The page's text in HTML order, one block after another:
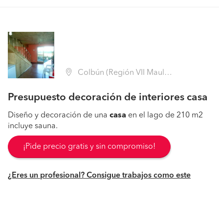
Colbún (Región VII Maule - Linares)
Presupuesto decoración de interiores casa
Diseño y decoración de una casa en el lago de 210 m2
incluye sauna.
¡Pide precio gratis y sin compromiso!
¿Eres un profesional? Consigue trabajos como este